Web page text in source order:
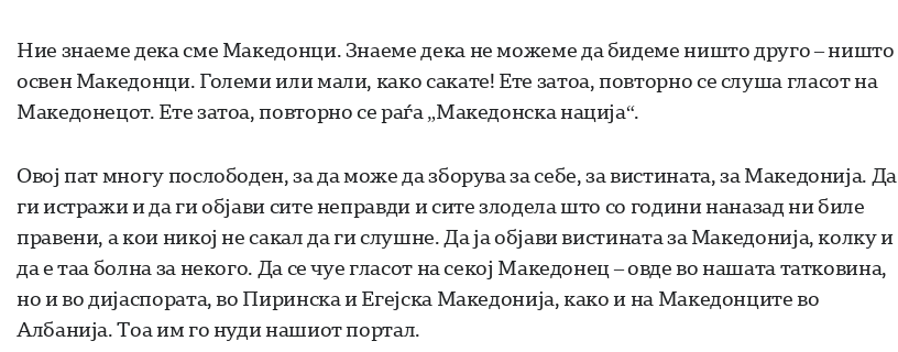
Ние знаеме дека сме Македонци. Знаеме дека не можеме да бидеме ништо друго – ништо
освен Македонци. Големи или мали, како сакате! Ете затоа, повторно се слуша гласот на
Македонецот. Ете затоа, повторно се раѓа „Македонска нација“.
Овој пат многу послободен, за да може да зборува за себе, за вистината, за Македонија. Да
ги истражи и да ги објави сите неправди и сите злодела што со години наназад ни биле
правени, а кои никој не сакал да ги слушне. Да ја објави вистината за Македонија, колку и
да е таа болна за некого. Да се чуе гласот на секој Македонец – овде во нашата татковина,
но и во дијаспората, во Пиринска и Егејска Македонија, како и на Македонците во
Албанија. Тоа им го нуди нашиот портал.